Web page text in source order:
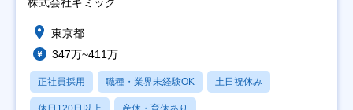
東京都
347万~411万
正社員採用 職種・業界未経験OK 土日祝休み